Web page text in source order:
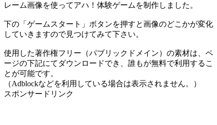
レーム画像を使ってアハ！体験ゲームを制作しました。
下の「ゲームスタート」ボタンを押すと画像のどこかが変化
していきますので見つけてみて下さい。
使用した著作権フリー（パブリックドメイン）の素材は、ペ
ージの下記にてダウンロードでき、誰もが無料で利用するこ
とが可能です。
（Adblockなどを利用している場合は表示されません。）
スポンサードリンク